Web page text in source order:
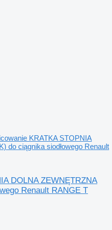
KRATKA STOPNIA
do ciągnika siodłowego Renault
DOLNA ZEWNĘTRZNA
Renault RANGE T